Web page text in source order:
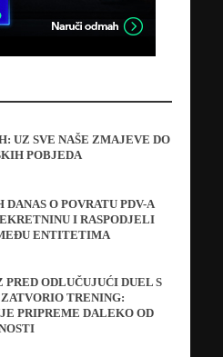
UZ SVE NAŠE ZMAJEVE DO
POBJEDA
DANAS O POVRATU PDV-A
I RASPODJELI
ENTITETIMA
PRED ODLUČUJUĆI DUEL S
TRENING:
PRIPREME DALEKO OD